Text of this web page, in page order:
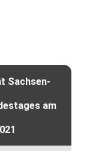
Sachsen-
am